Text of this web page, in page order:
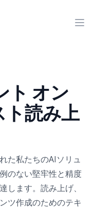
ト オン
ト読み上
た私たちのAIソリュ
のない堅牢性と精度
します。読み上げ、
ツ作成のためのテキ